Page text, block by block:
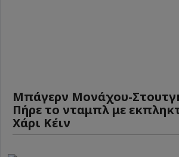
Μπάγερν Μονάχου-
Πήρε το νταμπλ με
Χάρι Κέιν